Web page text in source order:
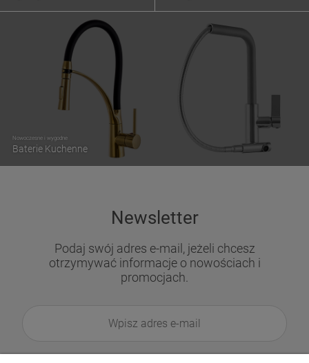
Nowoczesne i wygodne
Baterie Kuchenne
Newsletter
Podaj swój adres e-mail, jeżeli chcesz
otrzymywać informacje o nowościach i
promocjach.